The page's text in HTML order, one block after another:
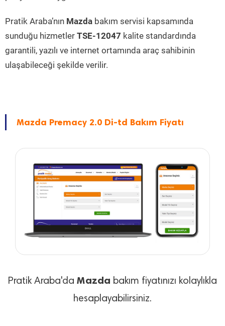
Pratik Araba’nın Mazda bakım servisi kapsamında
sunduğu hizmetler TSE-12047 kalite standardında
garantili, yazılı ve internet ortamında araç sahibinin
ulaşabileceği şekilde verilir.
Mazda Premacy 2.0 Di-td Bakım Fiyatı
Pratik Araba'da Mazda bakım fiyatınızı kolaylıkla
hesaplayabilirsiniz.